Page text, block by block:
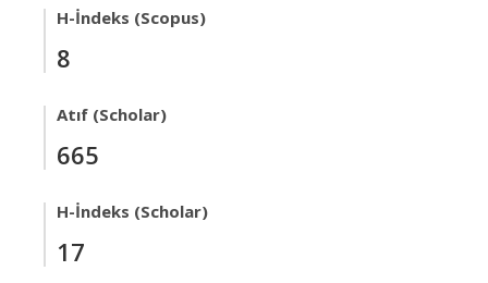
H-İndeks (Scopus)
8
Atıf (Scholar)
665
H-İndeks (Scholar)
17